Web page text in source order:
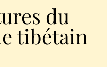
du
tibétain